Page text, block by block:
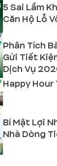
5 Sai Lầm
Căn Hộ Lỗ
Phân Tích
Gửi Tiết
Dịch Vụ
Happy Hour
Bí Mật Lợi
Nhà Dòng